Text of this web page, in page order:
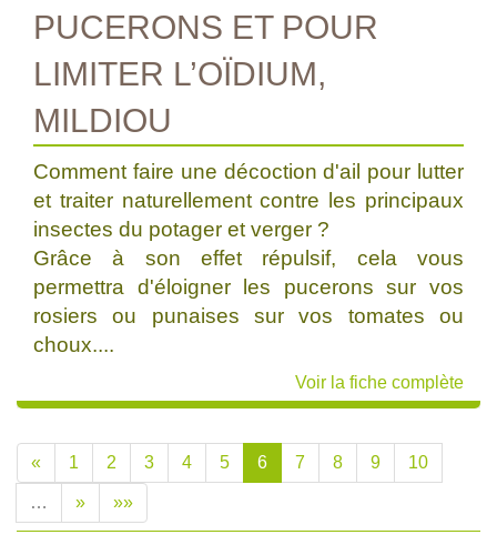
PUCERONS ET POUR
LIMITER L’OÏDIUM,
MILDIOU
Comment faire une décoction d'ail pour lutter
et traiter naturellement contre les principaux
insectes du potager et verger ?
Grâce à son effet répulsif, cela vous
permettra d'éloigner les pucerons sur vos
rosiers ou punaises sur vos tomates ou
choux....
Voir la fiche complète
« 1 2 3 4 5 6 7 8 9 10
… » »»